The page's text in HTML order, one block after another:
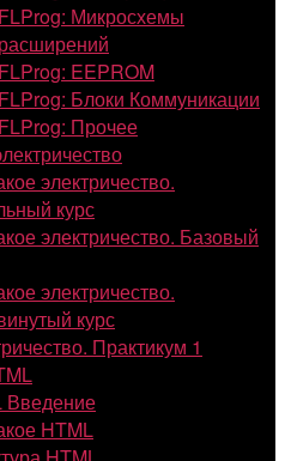
FLProg: Микросхемы
расширений
FLProg: EEPROM
FLProg: Блоки Коммуникации
FLProg: Прочее
электричество.
курс
электричество. Базовый
электричество.
курс
Практикум 1
Введение
HTML